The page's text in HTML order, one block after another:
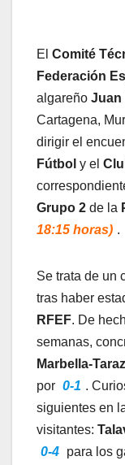
El Comité
Federación
algareño Juan
Cartagena,
dirigir el
Fútbol y el
Grupo 2 de la
18:15 horas) .
Se trata de un
tras haber
RFEF. De
semanas,
Marbella-
por 0-1 .
siguientes en
visitantes:
0-4 para los